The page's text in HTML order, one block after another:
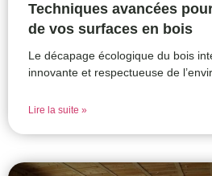
Techniques avancées
de vos surfaces en bois
Le décapage écologique du bois
innovante et respectueuse de
Lire la suite »